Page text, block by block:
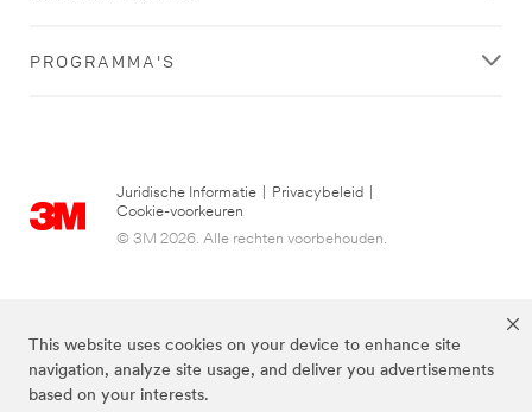
This website uses cookies on your device to enhance site
navigation, analyze site usage, and deliver you advertisements
based on your interests.
PROGRAMMA'S
Juridische Informatie Privacybeleid
Cookie-voorkeuren
© 3M 2026. Alle rechten voorbehouden.